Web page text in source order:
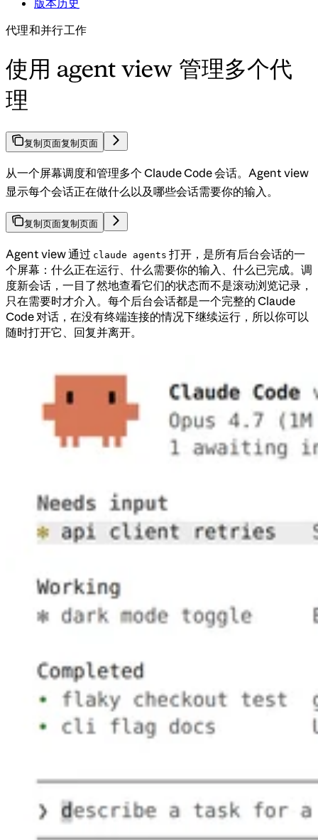
版本历史
代理和并行工作
使用 agent view 管理多个代
理
复制页面复制页面
从一个屏幕调度和管理多个 Claude Code 会话。Agent view
显示每个会话正在做什么以及哪些会话需要你的输入。
复制页面复制页面
Agent view 通过 claude agents 打开，是所有后台会话的一
个屏幕：什么正在运行、什么需要你的输入、什么已完成。调
度新会话，一目了然地查看它们的状态而不是滚动浏览记录，
只在需要时才介入。每个后台会话都是一个完整的 Claude
Code 对话，在没有终端连接的情况下继续运行，所以你可以
随时打开它、回复并离开。